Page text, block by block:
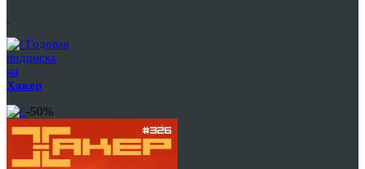
Годовая
подписка
на
Хакер
-50%